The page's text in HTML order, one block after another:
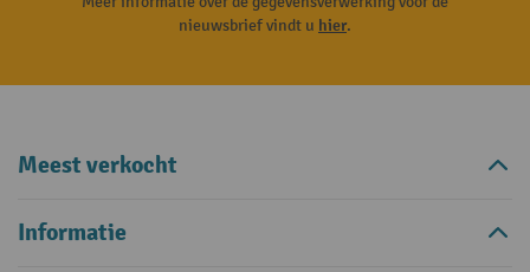
nieuwsbrief vindt u hier.
Meest verkocht
Informatie